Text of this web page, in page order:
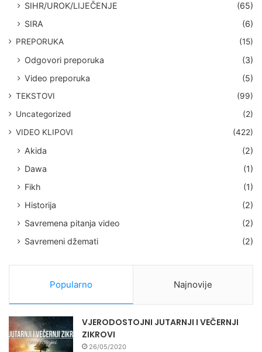
SIHR/UROK/LIJEČENJE
(65)
SIRA
(6)
PREPORUKA (15)
Odgovori preporuka
(3)
Video preporuka
(5)
TEKSTOVI
(99)
Uncategorized
(2)
VIDEO KLIPOVI
(422)
Akida
(2)
Dawa
(1)
Fikh
(1)
Historija
(2)
Savremena pitanja video
(2)
Savremeni džemati
(2)
Popularno Najnovije
VJERODOSTOJNI JUTARNJI I VEČERNJI
ZIKROVI
26/05/2020